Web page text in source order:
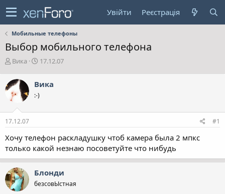
Увійти Реєстрація
Мобильные телефоны
Выбор мобильного телефона
А
т
о
р
е
м
Вика
Д
а
в
е
н
н
17.12.07
Вика
:-)
17.12.07 #1
Хочу телефон раскладушку чтоб камера была 2 мпкс
только какой незнаю посоветуйте что нибудь
Блонди
безсовЫстная